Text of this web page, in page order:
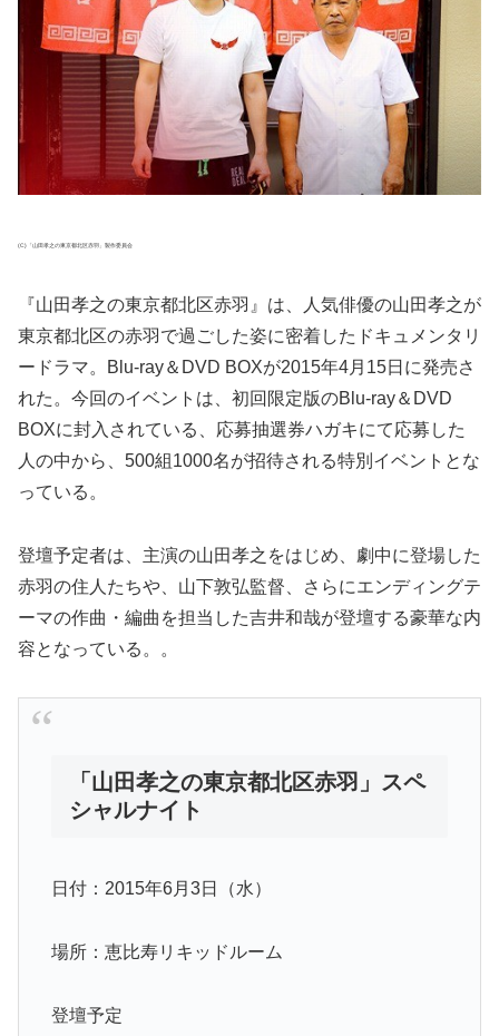
(C)「山田孝之の東京都北区赤羽」製作委員会
『山田孝之の東京都北区赤羽』は、人気俳優の山田孝之が
東京都北区の赤羽で過ごした姿に密着したドキュメンタリ
ードラマ。Blu-ray＆DVD BOXが2015年4月15日に発売さ
れた。今回のイベントは、初回限定版のBlu-ray＆DVD
BOXに封入されている、応募抽選券ハガキにて応募した
人の中から、500組1000名が招待される特別イベントとな
っている。
登壇予定者は、主演の山田孝之をはじめ、劇中に登場した
赤羽の住人たちや、山下敦弘監督、さらにエンディングテ
ーマの作曲・編曲を担当した吉井和哉が登壇する豪華な内
容となっている。。
「山田孝之の東京都北区赤羽」スペ
シャルナイト
日付：2015年6月3日（水）
場所：恵比寿リキッドルーム
登壇予定